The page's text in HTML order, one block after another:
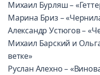
Михаил Бурляш –
Марина Бриз –
Александр Устюгов –
Михаил Барский и
ветке»
Руслан Алехно –